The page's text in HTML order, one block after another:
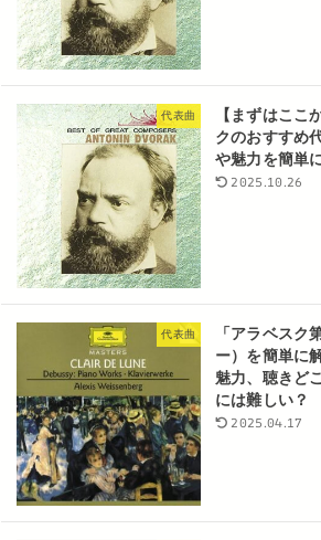
代表曲
【まずはここ
クのおすすめ
や魅力を簡単
2025.10.26
代表曲
「アラベスク
ー）を簡単に
魅力、聴きど
には難しい？
2025.04.17